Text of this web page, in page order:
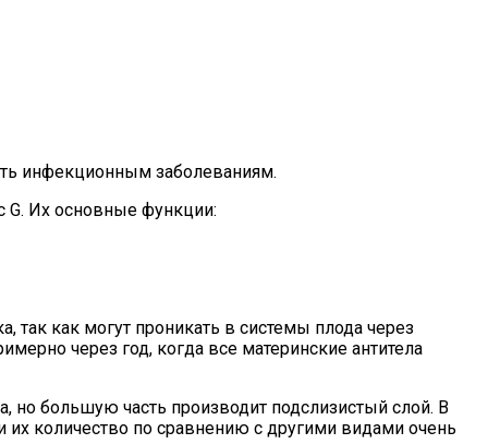
инфекционным заболеваниям.
G. Их основные функции:
как могут проникать в системы плода через
через год, когда все материнские антитела
но большую часть производит подслизистый слой. В
количество по сравнению с другими видами очень